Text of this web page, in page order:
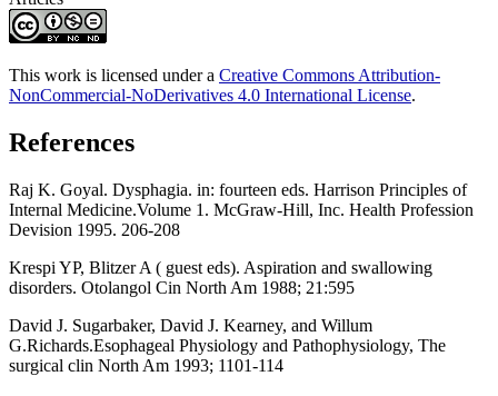
This work is licensed under a Creative Commons Attribution-
NonCommercial-NoDerivatives 4.0 International License.
References
Raj K. Goyal. Dysphagia. in: fourteen eds. Harrison Principles of
Internal Medicine.Volume 1. McGraw-Hill, Inc. Health Profession
Devision 1995. 206-208
Krespi YP, Blitzer A ( guest eds). Aspiration and swallowing
disorders. Otolangol Cin North Am 1988; 21:595
David J. Sugarbaker, David J. Kearney, and Willum
G.Richards.Esophageal Physiology and Pathophysiology, The
surgical clin North Am 1993; 1101-114